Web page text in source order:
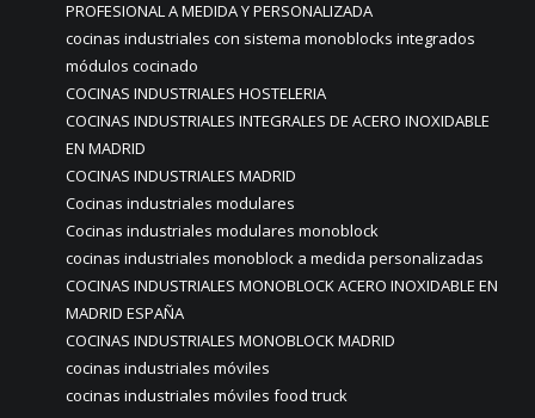
PROFESIONAL A MEDIDA Y PERSONALIZADA
cocinas industriales con sistema monoblocks integrados
módulos cocinado
COCINAS INDUSTRIALES HOSTELERIA
COCINAS INDUSTRIALES INTEGRALES DE ACERO INOXIDABLE
EN MADRID
COCINAS INDUSTRIALES MADRID
Cocinas industriales modulares
Cocinas industriales modulares monoblock
cocinas industriales monoblock a medida personalizadas
COCINAS INDUSTRIALES MONOBLOCK ACERO INOXIDABLE EN
MADRID ESPAÑA
COCINAS INDUSTRIALES MONOBLOCK MADRID
cocinas industriales móviles
cocinas industriales móviles food truck